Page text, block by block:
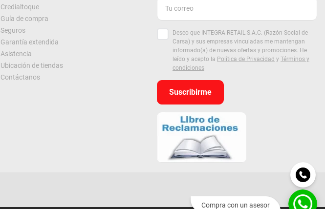
Credialtoque
Guía de compra
Seguros
Garantía extendida
Asistencia
Ubicación de tiendas
Contáctanos
Deseo que INTEGRA RETAIL S.A.C. (Razón Social de
Carsa) y sus empresas vinculadas me mantengan
informado(a) de nuevas ofertas y promociones. He
leído y acepto la Política de Privacidad y Términos y
condiciones
Suscribirme
Compra con un asesor